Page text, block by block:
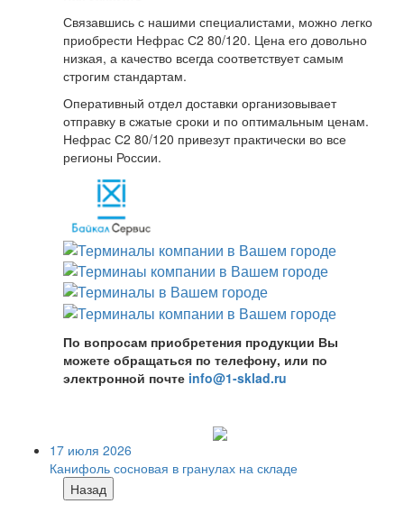
Связавшись с нашими специалистами, можно легко
приобрести Нефрас С2 80/120. Цена его довольно
низкая, а качество всегда соответствует самым
строгим стандартам.
Оперативный отдел доставки организовывает
отправку в сжатые сроки и по оптимальным ценам.
Нефрас С2 80/120 привезут практически во все
регионы России.
По вопросам приобретения продукции Вы
можете обращаться по телефону, или по
электронной почте info@1-sklad.ru
17 июля 2026
Канифоль сосновая в гранулах на складе
Назад